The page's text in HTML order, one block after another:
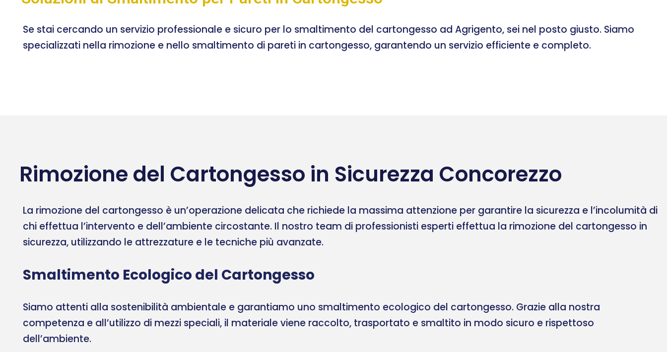
Se stai cercando un servizio professionale e sicuro per lo smaltimento del cartongesso ad Agrigento, sei nel posto giusto. Siamo
specializzati nella rimozione e nello smaltimento di pareti in cartongesso, garantendo un servizio efficiente e completo.
Rimozione del Cartongesso in Sicurezza Concorezzo
La rimozione del cartongesso è un’operazione delicata che richiede la massima attenzione per garantire la sicurezza e l’incolumità di
chi effettua l’intervento e dell’ambiente circostante. Il nostro team di professionisti esperti effettua la rimozione del cartongesso in
sicurezza, utilizzando le attrezzature e le tecniche più avanzate.
Smaltimento Ecologico del Cartongesso
Siamo attenti alla sostenibilità ambientale e garantiamo uno smaltimento ecologico del cartongesso. Grazie alla nostra
competenza e all’utilizzo di mezzi speciali, il materiale viene raccolto, trasportato e smaltito in modo sicuro e rispettoso
dell’ambiente.